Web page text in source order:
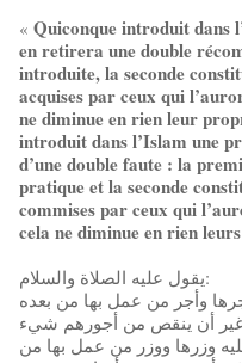
« Quiconque introduit dans
en retirera une double
introduite, la seconde
acquises par ceux qui
ne diminue en rien leur
introduit dans l’Islam une
d’une double faute : la
pratique et la seconde
commises par ceux qui
cela ne diminue en rien
يقول عليه الصلاة والسلام:
وأجر من عمل بها من بعده
أن ينقص من أجورهم شيء
وزرها ووزر من عمل بها من